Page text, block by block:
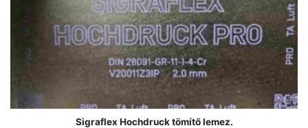
Sigraflex Hochdruck tömítő lemez.